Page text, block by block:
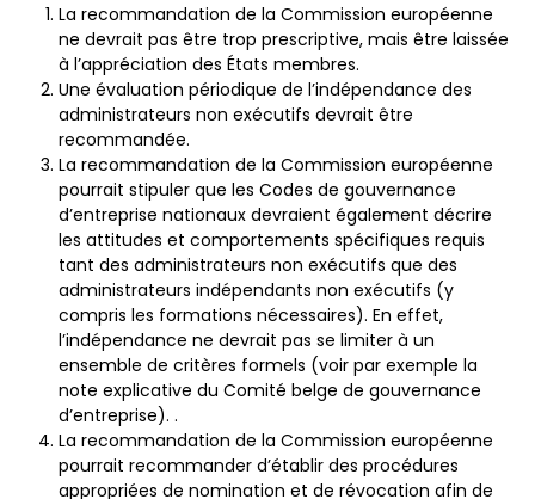
La recommandation de la Commission européenne
ne devrait pas être trop prescriptive, mais être laissée
à l’appréciation des États membres.
Une évaluation périodique de l’indépendance des
administrateurs non exécutifs devrait être
recommandée.
La recommandation de la Commission européenne
pourrait stipuler que les Codes de gouvernance
d’entreprise nationaux devraient également décrire
les attitudes et comportements spécifiques requis
tant des administrateurs non exécutifs que des
administrateurs indépendants non exécutifs (y
compris les formations nécessaires). En effet,
l’indépendance ne devrait pas se limiter à un
ensemble de critères formels (voir par exemple la
note explicative du Comité belge de gouvernance
d’entreprise). .
La recommandation de la Commission européenne
pourrait recommander d’établir des procédures
appropriées de nomination et de révocation afin de